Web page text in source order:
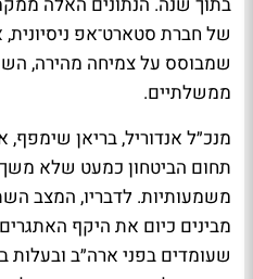
של חברת סטארט־אפ ניסיונית,
שמבוסס על צמיחה מהירה,
ממשלתיים.
מנכ״ל אנדוריל, בריאן
תחום הביטחון כמעט שלא משך
משמעותיות. לדבריו, המצב
מבינים כיום את היקף
שעומדים בפני ארה״ב